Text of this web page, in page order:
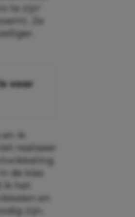
te zijn’
Ze
voor
ik
realiseer
de klas
het
en
zijn.